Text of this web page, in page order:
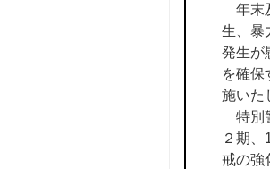
年末
生、暴
発生が
を確保
施いた
特別
２期
戒の強